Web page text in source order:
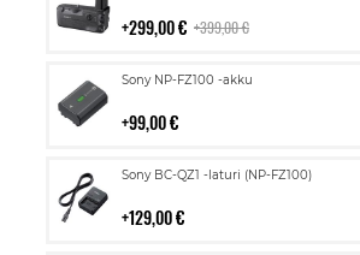
299,00 € 399,00 €
Sony NP-FZ100 -akku
99,00 €
Lisää
Sony BC-QZ1 -laturi (NP-FZ100)
129,00 €
Lisää